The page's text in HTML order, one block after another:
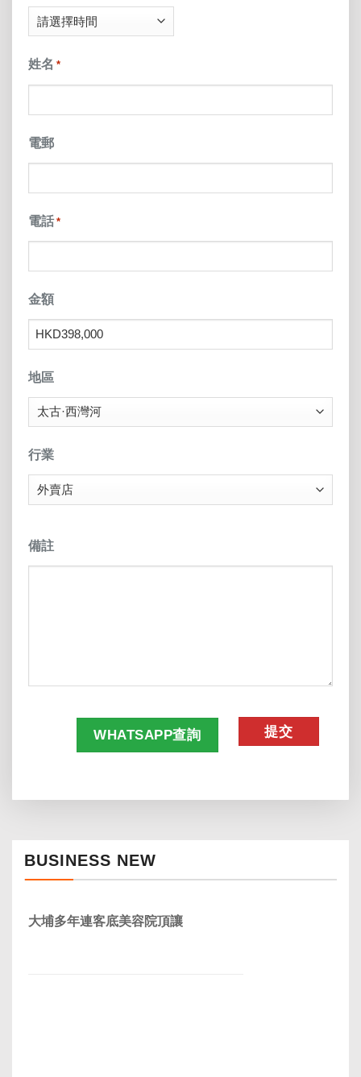
DD
YYYY
姓名 *
電郵
電話 *
金額
地區
行業
備註
WHATSAPP查詢
BUSINESS NEW
大埔多年連客底美容院頂讓